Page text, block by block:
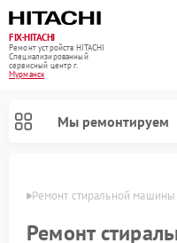
FIX-HITACHI
Ремонт устройств HITACHI
Специализированный
cервисный центр г.
Мурманск
Мы ремонтируем
Ремонт стиральной машины
Ремонт